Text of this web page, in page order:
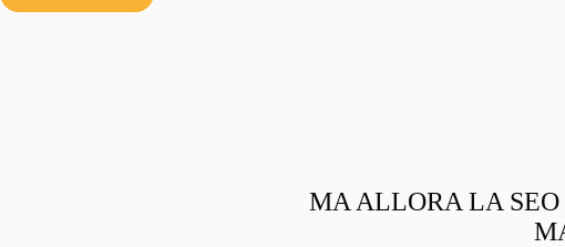
MA ALLORA LA SEO